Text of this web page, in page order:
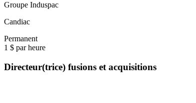
Groupe Induspac
Candiac
Permanent
1 $ par heure
Directeur(trice) fusions et acquisitions